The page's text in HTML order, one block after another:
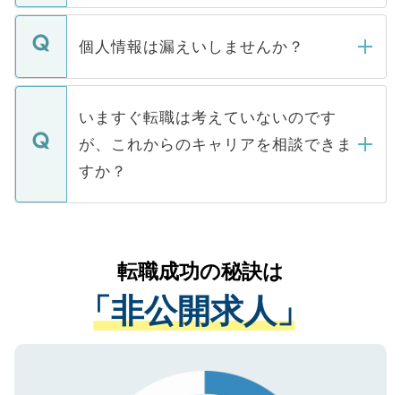
ません。
■応募殺到を避けるため 人気のある医療機
関を公にしてしまうと、応募が殺到する場
に、医療機関が求める条件に合った人材の
みを人材紹介会社に依頼するケースが増え
ています。
転職・入職を強要することは一切ありませ
ん。また、仮に応募先から内定をいただい
定を承諾する必要はありません。内定先へ
の辞退の連絡はキャリアパートナーが行い
個人情報は漏えいしませんか？
個人情報が漏えいすることはありませんの
で、ご安心ください。当サイトからの登録
などで収集したご登録者様の個人情報は、
ご本人のキャリアアップおよび転職活動の
支援を目的に使用いたします。お預かりし
ているすべての個人データはご本人の許可
は、個人情報の取り扱いについての厳密な
管理基準を満たした事業者のみに付与され
る、プライバシーマークを取得済みです。
で、機密保持に関してもご安心ください。
いますぐ転職は考えていないのです
が、これからのキャリアを相談できま
すか？
かがいして、現在の医療機関の状況や紹介
経験をまじえながら、適切なアドバイスを
させていただきます。すぐにご転職をされ
ない方には、長期的なサポートが可能です
ので、まずはご登録ください。
転職成功の秘訣は
「非公開求人」